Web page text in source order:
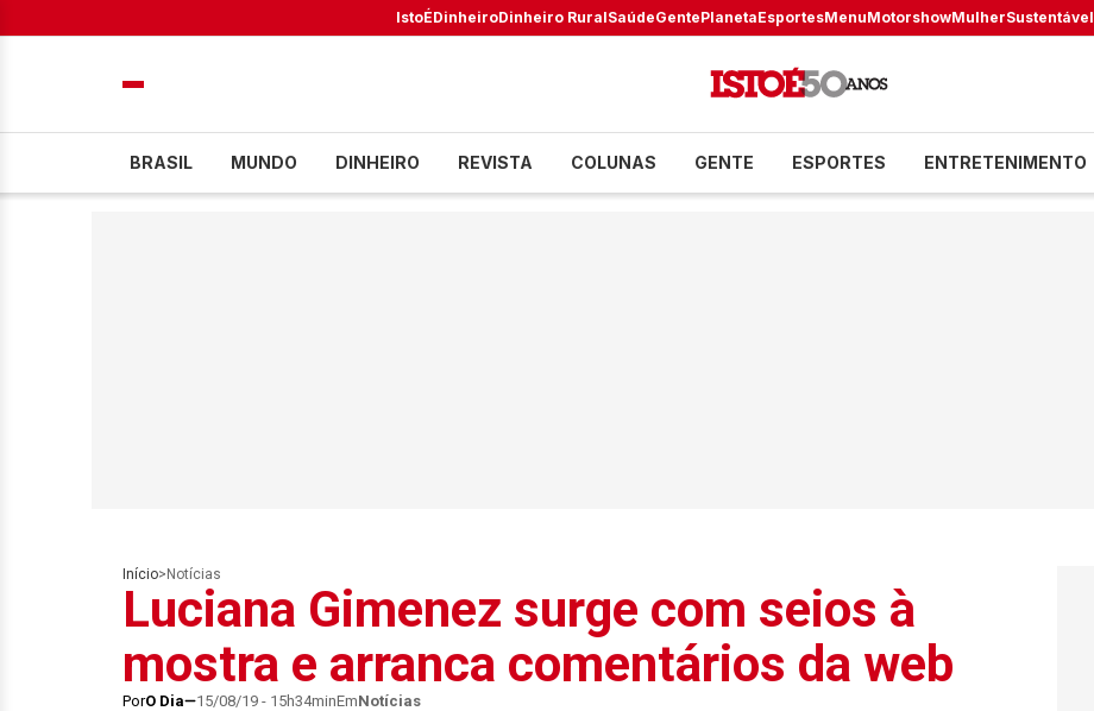
IstoÉDinheiroDinheiro RuralSaúdeGentePlanetaEsportesMenuMotorshowMulherSustentável
BRASIL MUNDO DINHEIRO REVISTA COLUNAS GENTE ESPORTES ENTRETENIMENTO
Início> Notícias
Luciana Gimenez surge com seios à
mostra e arranca comentários da web
PorO Dia 15/08/19 - 15h34minEmNotícias